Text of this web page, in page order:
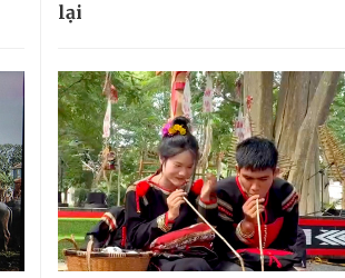
lại